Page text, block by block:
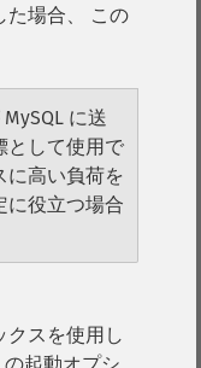
た場合、 この
に送
として使用で
に高い負荷を
に役立つ場合
クスを使用し